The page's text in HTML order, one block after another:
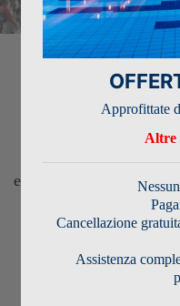
IDEAL FOR
e di vantaggi super
Approfittate
Altre
Cancellazione
Assistenza